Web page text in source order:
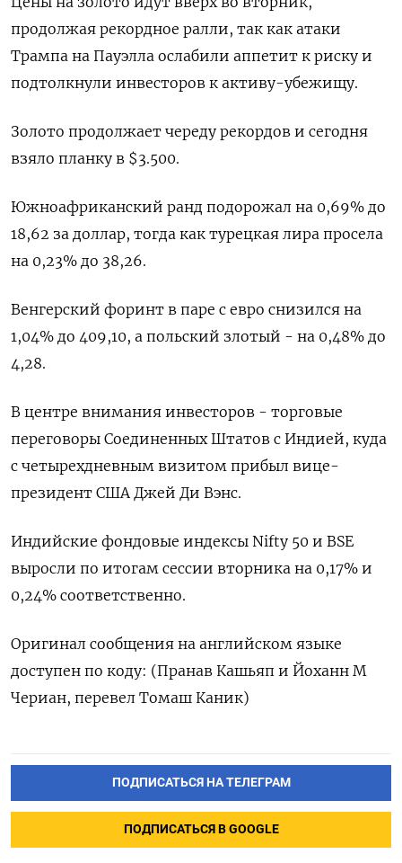
продолжая рекордное ралли, так как атаки
Трампа на Пауэлла ослабили аппетит к риску и
подтолкнули инвесторов к активу-убежищу.
Золото продолжает череду рекордов и сегодня
взяло планку в $3.500.
Южноафриканский ранд подорожал на 0,69% до
18,62 за доллар, тогда как турецкая лира просела
на 0,23% до 38,26.
Венгерский форинт в паре с евро снизился на
1,04% до 409,10, а польский злотый - на 0,48% до
4,28.
В центре внимания инвесторов - торговые
переговоры Соединенных Штатов с Индией, куда
с четырехдневным визитом прибыл вице-
президент США Джей Ди Вэнс.
Индийские фондовые индексы Nifty 50 и BSE
выросли по итогам сессии вторника на 0,17% и
0,24% соответственно.
Оригинал сообщения на английском языке
доступен по коду: (Пранав Кашьяп и Йоханн М
Чериан, перевел Томаш Каник)
ПОДПИСАТЬСЯ НА ТЕЛЕГРАМ
ПОДПИСАТЬСЯ В GOOGLE